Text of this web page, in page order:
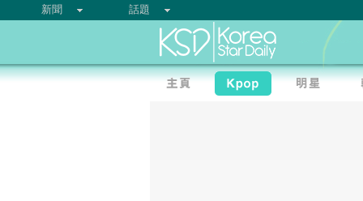
新聞 話題